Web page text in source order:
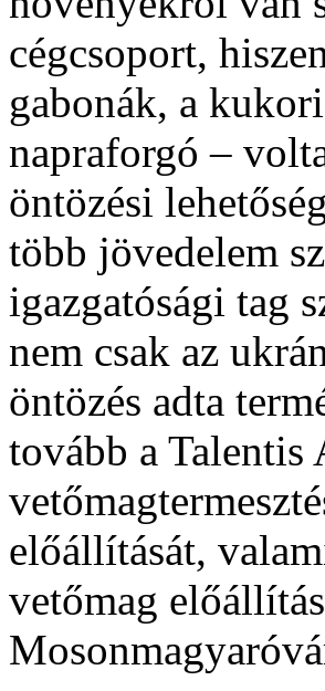
cégcsoport,
gabonák, a
napraforgó –
öntözési
több jövedelem
igazgatósági tag
nem csak az
öntözés adta
tovább a Talentis
előállítását,
vetőmag